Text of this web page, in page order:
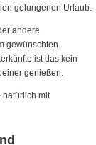
gelungenen Urlaub.
andere
gewünschten
ist das kein
genießen.
natürlich mit